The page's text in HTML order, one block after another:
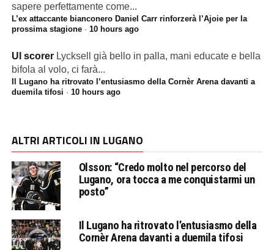
sapere perfettamente come...
L’ex attaccante bianconero Daniel Carr rinforzerà l’Ajoie per la
prossima stagione· 10 hours ago
Ul scorer Lycksell già bello in palla, mani educate e bella
bifola al volo, ci farà...
Il Lugano ha ritrovato l’entusiasmo della Cornèr Arena davanti a
duemila tifosi · 10 hours ago
ALTRI ARTICOLI IN LUGANO
Olsson: “Credo molto nel percorso del
Lugano, ora tocca a me conquistarmi un
posto”
Il Lugano ha ritrovato l’entusiasmo della
Cornèr Arena davanti a duemila tifosi